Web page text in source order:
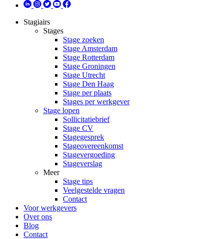
Stagiairs
Stages
Stage zoeken
Stage Amsterdam
Stage Rotterdam
Stage Groningen
Stage Utrecht
Stage Den Haag
Stage per plaats
Stages per werkgever
Stage lopen
Sollicitatiebrief
Stage CV
Stagegesprek
Stageovereenkomst
Stagevergoeding
Stageverslag
Meer
Stage tips
Veelgestelde vragen
Contact
Voor werkgevers
Over ons
Blog
Contact